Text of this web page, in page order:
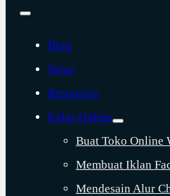
Blog
News
Resources
Kelas Online
Buat Toko Online
Membuat Iklan
Mendesain Alur